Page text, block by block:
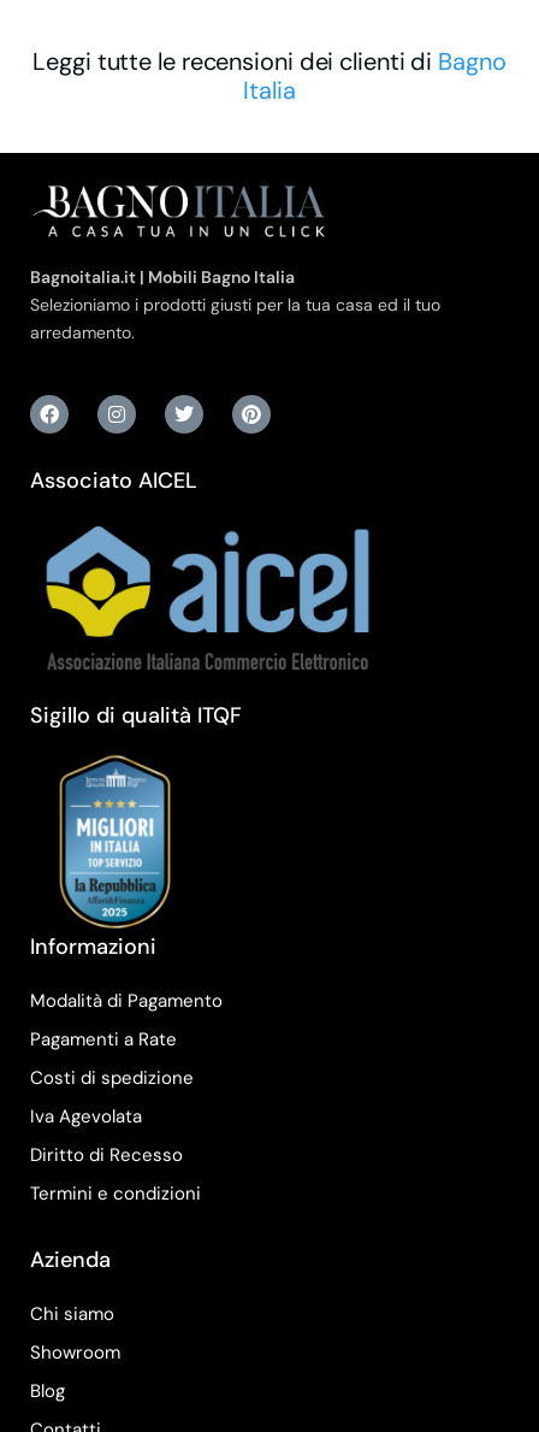
Leggi tutte le recensioni dei clienti di Bagno
Italia
Bagnoitalia.it | Mobili Bagno Italia
Selezioniamo i prodotti giusti per la tua casa ed il tuo
arredamento.
Associato AICEL
Sigillo di qualità ITQF
Informazioni
Modalità di Pagamento
Pagamenti a Rate
Costi di spedizione
Iva Agevolata
Diritto di Recesso
Termini e condizioni
Azienda
Chi siamo
Showroom
Blog